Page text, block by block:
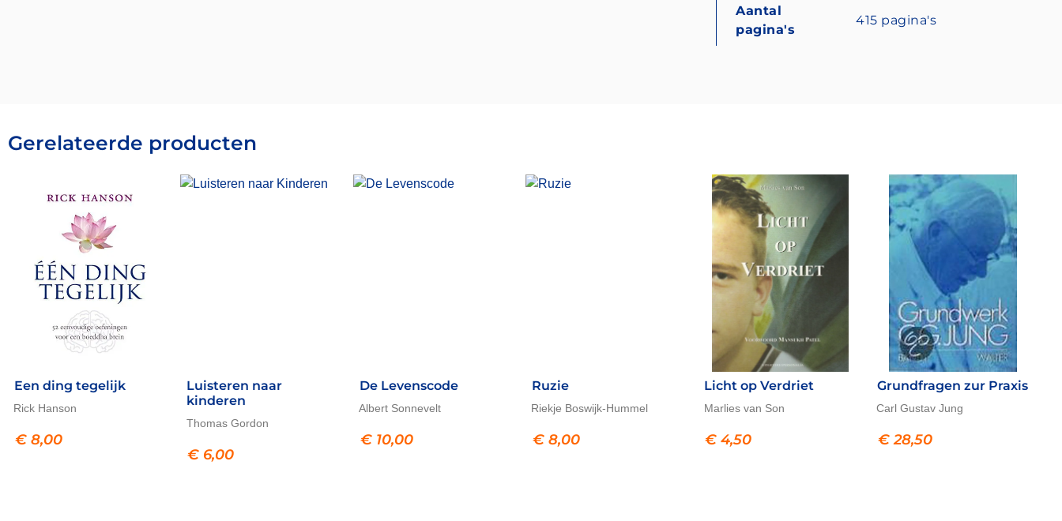
Aantal
pagina's
415 pagina's
Gerelateerde producten
Een ding tegelijk
Rick Hanson
€ 8,00
Luisteren naar
kinderen
Thomas Gordon
€ 6,00
De Levenscode
Albert Sonnevelt
€10,00
Ruzie
Riekje Boswijk-Hummel
€8,00
Licht op Verdriet
Marlies van Son
€ 4,50
Grundfragen zur Praxis
Carl Gustav Jung
€28,50